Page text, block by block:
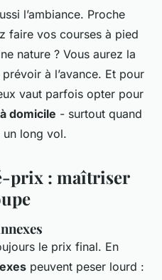
l’ambiance. Proche
faire vos courses à pied
nature ? Vous aurez la
à l’avance. Et pour
vaut parfois opter pour
domicile - surtout quand
un long vol.
prix : maîtriser
le prix final. En
peuvent peser lourd :